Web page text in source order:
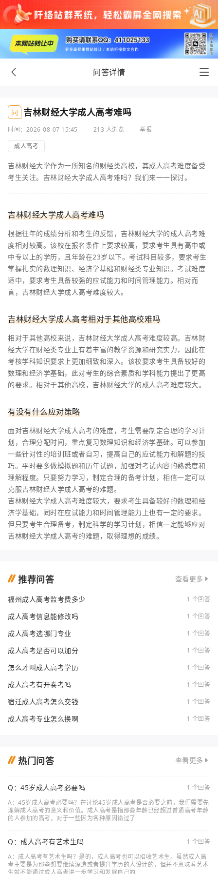
问答详情
问 吉林财经大学成人高考难吗
时间：2026-08-07 15:45 213 人浏览
举报
成人高考
吉林财经大学作为一所知名的财经类高校，其成人高考难度备受
考生关注。吉林财经大学成人高考难吗？我们来一一探讨。
吉林财经大学成人高考难吗
根据往年的成绩分析和考生的反馈，吉林财经大学的成人高考难
度相对较高。该校在报名条件上要求较高，要求考生具有高中或
中专以上的学历，且年龄在23岁以下。考试科目较多，要求考生
掌握扎实的数理知识、经济学基础和财经类专业知识。考试难度
适中，要求考生具备较强的应试能力和时间管理能力。相对而
言，吉林财经大学成人高考难度较大。
吉林财经大学成人高考相对于其他高校难吗
相对于其他高校来说，吉林财经大学成人高考难度较高。吉林财
经大学在财经类专业上有着丰富的教学资源和研究实力，因此在
考核学科知识要求上更加细致和深入。该校要求考生具备较好的
数理和经济学基础，此对考生的综合素质和学科能力提出了更高
的要求。相对于其他高校，吉林财经大学的成人高考难度较大。
有没有什么应对策略
面对吉林财经大学成人高考的难度，考生需要制定合理的学习计
划，合理分配时间，重点复习数理知识和经济学基础。可以参加
一些针对性的培训班或者自习，提高自己的应试能力和解题的技
巧。平时要多做模拟题和历年试题，加强对考试内容的熟悉度和
理解程度。只要努力学习，制定合理的备考计划，相信一定可以
克服吉林财经大学成人高考的难题。
吉林财经大学成人高考难度较大，要求考生具备较好的数理和经
济学基础，同时在应试能力和时间管理能力上也有一定的要求。
但只要考生合理备考，制定科学的学习计划，相信一定能够应对
吉林财经大学成人高考的难题，取得理想的成绩。
推荐问答 查看更多
福州成人高考监考费多少 1 个回答
成人高考信息能修改吗 1 个回答
成人高考选哪门专业 1 个回答
成人高考是否可以加分 1 个回答
怎么才叫成人高考学历 1 个回答
成人高考有开卷考吗 1 个回答
宿迁成人高考怎么交钱 1 个回答
成人高考专业怎么换啊 1 个回答
热门问答 查看更多
Q：45岁成人高考必要吗
1 个回答
A：45岁成人高考必要吗？在讨论45岁成人高考是否必要之前，我们需要先
理解成人高考的意义和价值。成人高考是指那些年龄已经超过普通高考年龄
的人参加的高考。对于一些因为各种原因错过了
Q：成人高考有艺术生吗
1 个回答
A：成人高考有艺术生吗？是的，成人高考也可以招收艺术生。虽然成人高
考主要是为那些想要继续深造或者提升学历的人设计的，但并不意味着艺术
生就不能通过成人高考进一步学习和发展自己的